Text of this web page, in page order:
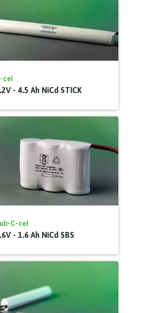
cel
- 4.5 Ah NiCd STICK
C-cel
- 1.6 Ah NiCd SBS